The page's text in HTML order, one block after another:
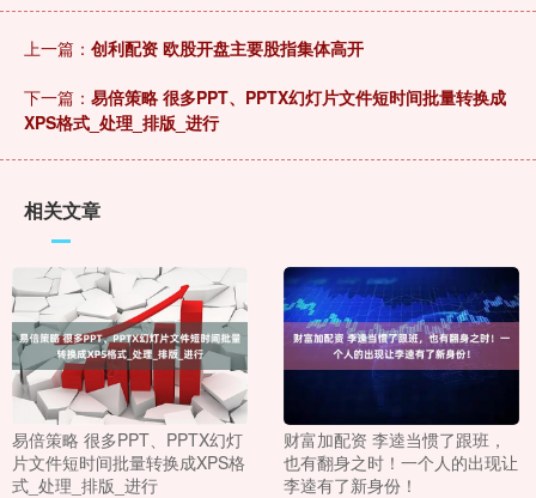
上一篇： 创利配资 欧股开盘主要股指集体高开
下一篇： 易倍策略 很多PPT、PPTX幻灯片文件短时间批量转换成
XPS格式_处理_排版_进行
相关文章
易倍策略 很多PPT、PPTX幻灯
片文件短时间批量转换成XPS格
式_处理_排版_进行
财富加配资 李逵当惯了跟班，
也有翻身之时！一个人的出现让
李逵有了新身份！